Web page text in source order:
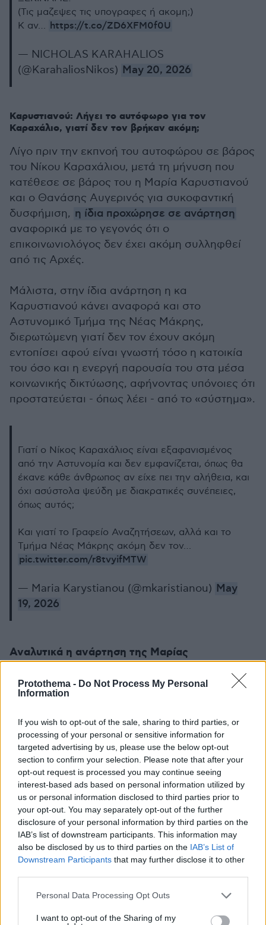
Protothema - Do Not Process My Personal
Information
If you wish to opt-out of the sale, sharing to third parties, or
processing of your personal or sensitive information for
targeted advertising by us, please use the below opt-out
section to confirm your selection. Please note that after your
opt-out request is processed you may continue seeing
interest-based ads based on personal information utilized by
us or personal information disclosed to third parties prior to
your opt-out. You may separately opt-out of the further
disclosure of your personal information by third parties on the
IAB’s list of downstream participants. This information may
also be disclosed by us to third parties on the IAB’s List of
Downstream Participants that may further disclose it to other
Please note that this website/app uses one or more Google
not limited to your visit or usage behaviour. You may click to
Personal Data Processing Opt Outs
I want to opt-out of the Sharing of my
(Τις μαζεψες τις υπογραφες ή ακομη;)
Κ αν… https://t.co/ZD6XFM0f0U
— NICHOLAS KARAHALIOS
(@KarahaliosNikos) May 20, 2026
Καρυστιανού: Λήγει το αυτόφωρο για τον
Καραχάλιο, γιατί δεν τον βρήκαν ακόμη;
Λίγο πριν την εκπνοή του αυτοφώρου σε βάρος
του Νίκου Καραχάλιου, μετά τη μήνυση που
κατέθεσε σε βάρος του η Μαρία Καρυστιανού
και ο Θανάσης Αυγερινός για συκοφαντική
δυσφήμιση, η ίδια προχώρησε σε ανάρτηση
αναφορικά με το γεγονός ότι ο
επικοινωνιολόγος δεν έχει ακόμη συλληφθεί
από τις Αρχές.
Μάλιστα, στην ίδια ανάρτηση η κα
Καρυστιανού κάνει αναφορά και στο
Αστυνομικό Τμήμα της Νέας Μάκρης,
διερωτώμενη γιατί δεν τον έχουν ακόμη
εντοπίσει αφού είναι γνωστή τόσο η κατοικία
του όσο και η ενεργή παρουσία του στα μέσα
κοινωνικής δικτύωσης, αφήνοντας υπόνοιες ότι
προστατεύεται - όπως λέει - από το «σύστημα».
Γιατί ο Νίκος Καραχάλιος είναι εξαφανισμένος
από την Αστυνομία και δεν εμφανίζεται, όπως θα
έκανε κάθε άνθρωπος αν είχε πει την αλήθεια, και
όχι ασύστολα ψεύδη με διακρατικές συνέπειες,
όπως αυτός;
Και γιατί το Γραφείο Αναζητήσεων, αλλά και το
Τμήμα Νέας Μάκρης ακόμη δεν τον…
pic.twitter.com/r8tvyifMTW
— Maria Karystianou (@mkaristianou) May
19, 2026
Αναλυτικά η ανάρτηση της Μαρίας
«Γιατί ο Νίκος Καραχάλιος είναι
εμφανίζεται, όπως θα έκανε κάθε άνθρωπος
αν είχε πει την αλήθεια, και όχι ασύστολα
ψεύδη με διακρατικές συνέπειες, όπως αυτός;
Και γιατί το Γραφείο Αναζητήσεων, αλλά και το
Τμήμα Νέας Μάκρης ακόμη δεν τον έχει
εντοπίσει ενώ είναι γνωστή η κατοικία του,
όπως και η ενεργή στα social παρουσία του;
Μήπως διότι ο κ. Καραχάλιος πιθανότατα
προστατεύεται από το “σύστημα”; Μήπως γι’
φυλλάδες και εκπομπές;